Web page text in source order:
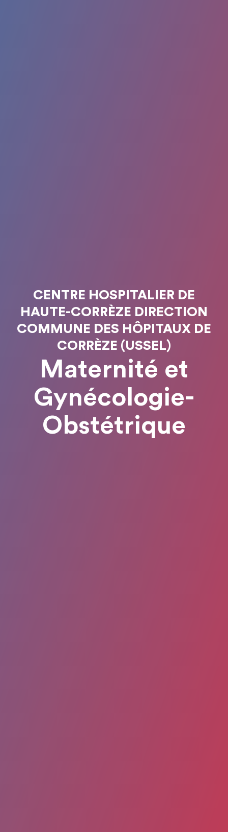
CENTRE HOSPITALIER DE
HAUTE-CORRÈZE DIRECTION
COMMUNE DES HÔPITAUX DE
CORRÈZE (USSEL)
Maternité et
Gynécologie-
Obstétrique